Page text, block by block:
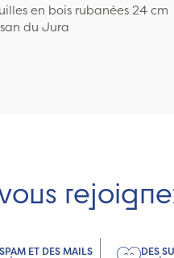
en bois rubanées 24 cm
du Jura
ET DES MAILS
DES